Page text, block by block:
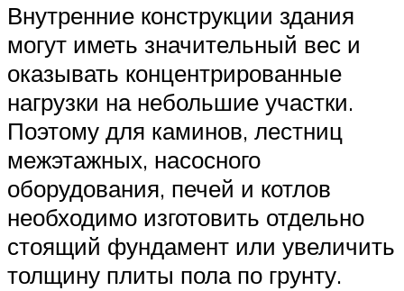
Внутренние конструкции здания
могут иметь значительный вес и
оказывать концентрированные
нагрузки на небольшие участки.
Поэтому для каминов, лестниц
межэтажных, насосного
оборудования, печей и котлов
необходимо изготовить отдельно
стоящий фундамент или увеличить
толщину плиты пола по грунту.